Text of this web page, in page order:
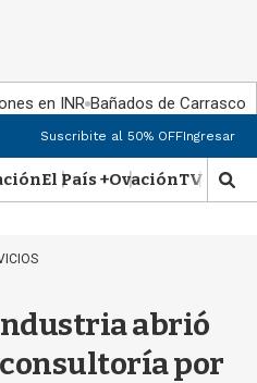
en INR Bañados de Carrasco
Suscribite al 50% OFFIngresar
El País +OvaciónTV Show
M
o
abrió
por